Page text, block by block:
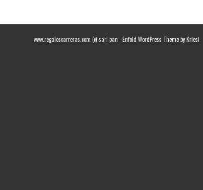
www.regaloscarreras.com (c) sarl pan -Enfold WordPress Theme by Kriesi